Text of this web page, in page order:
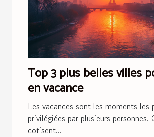
Top 3 plus belles villes
en vacance
Les vacances sont les moments les
privilégiées par plusieurs personnes.
cotisent...